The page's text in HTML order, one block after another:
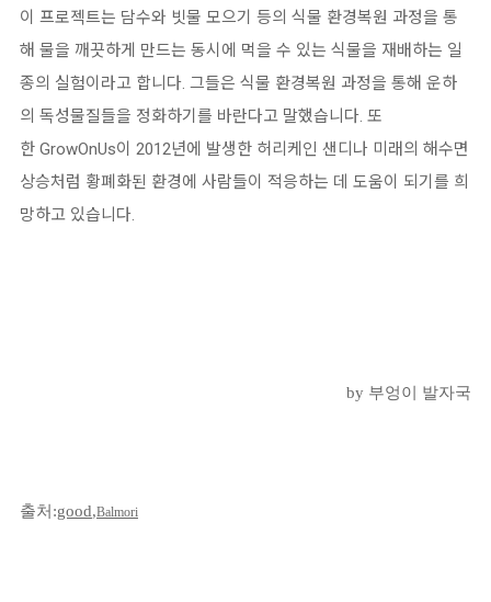
이 프로젝트는 담수와 빗물 모으기 등의 식물 환경복원 과정을 통
해 물을 깨끗하게 만드는 동시에 먹을 수 있는 식물을 재배하는 일
종의 실험이라고 합니다. 그들은 식물 환경복원 과정을 통해 운하
의 독성물질들을 정화하기를 바란다고 말했습니다. 또
한 GrowOnUs이 2012년에 발생한 허리케인 샌디나 미래의 해수면
상승처럼 황폐화된 환경에 사람들이 적응하는 데 도움이 되기를 희
망하고 있습니다.
by 부엉이 발자국
출처:good,Balmori